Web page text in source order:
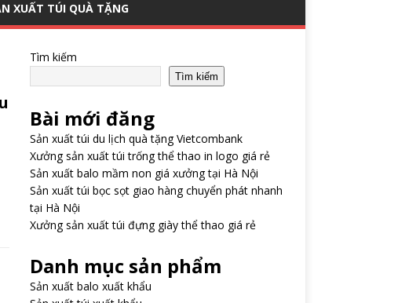
XUẤT TÚI QUÀ TẶNG
Tìm kiếm
Tìm kiếm
Bài mới đăng
Sản xuất túi du lịch quà tặng Vietcombank
Xưởng sản xuất túi trống thể thao in logo giá rẻ
Sản xuất balo mầm non giá xưởng tại Hà Nội
Sản xuất túi bọc sọt giao hàng chuyển phát nhanh
tại Hà Nội
Xưởng sản xuất túi đựng giày thể thao giá rẻ
Danh mục sản phẩm
Sản xuất balo xuất khẩu